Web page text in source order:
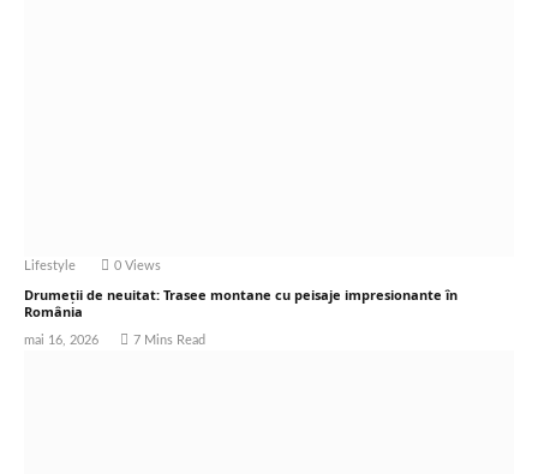
Lifestyle 0 Views
Drumeții de neuitat: Trasee montane cu peisaje impresionante în
România
mai 16, 2026 7 Mins Read